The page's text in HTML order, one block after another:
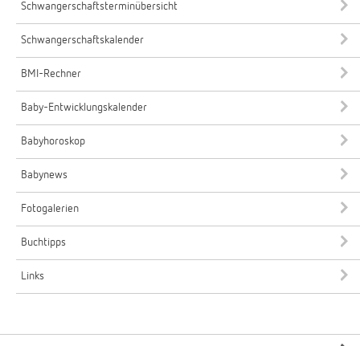
Schwangerschaftsterminübersicht
Schwangerschaftskalender
BMI-Rechner
Baby-Entwicklungskalender
Babyhoroskop
Babynews
Fotogalerien
Buchtipps
Links